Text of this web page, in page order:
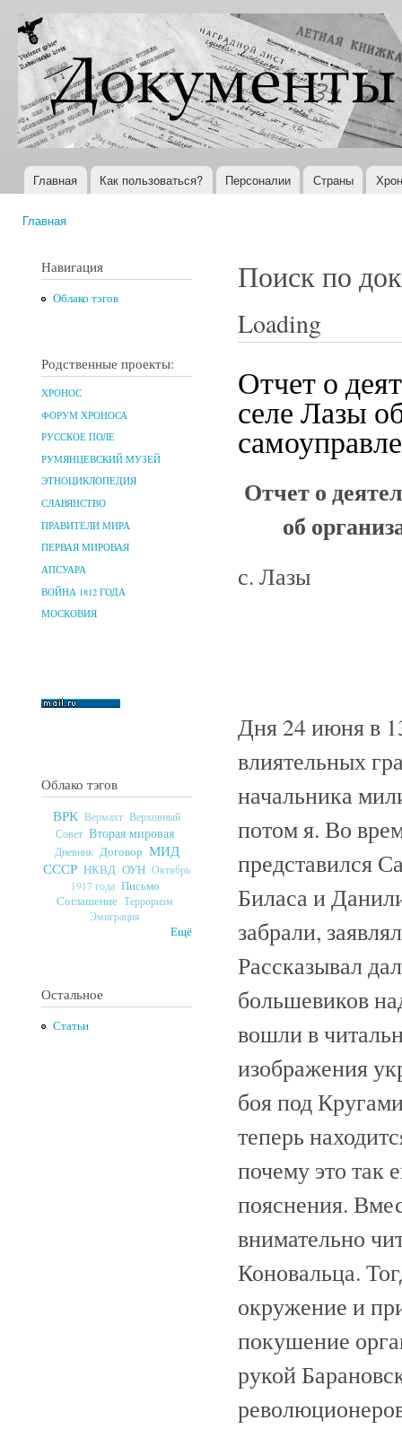
Документы
XX века
Всемирная
история в
Интернете
Главное меню
Главная Как пользоваться? Персоналии Страны
Главная
Навигация
Облако тэгов
Родственные проекты:
ХРОНОС
ФОРУМ ХРОНОСА
РУССКОЕ ПОЛЕ
РУМЯНЦЕВСКИЙ МУЗЕЙ
ЭТНОЦИКЛОПЕДИЯ
СЛАВЯНСТВО
ПРАВИТЕЛИ МИРА
ПЕРВАЯ МИРОВАЯ
АПСУАРА
ВОЙНА 1812 ГОДА
МОСКОВИЯ
Облако тэгов
ВРК Вермахт Верховный
Совет Вторая мировая
Дневник Договор МИД
СССР НКВД ОУН Октябрь
1917 года Письмо
Соглашение Терроризм
Эмиграция
Ещё
Остальное
Статьи
Поиск по
Loading
Отчет о
селе Лазы
Отчет о
об
с. Лазы
Дня 24 июня в
влиятельных
начальника
потом я. Во
представился
Биласа и
забрали,
Рассказывал
большевиков
вошли в
изображения
боя под
теперь
почему это так
пояснения.
внимательно
Коновальца.
окружение и
покушение
рукой